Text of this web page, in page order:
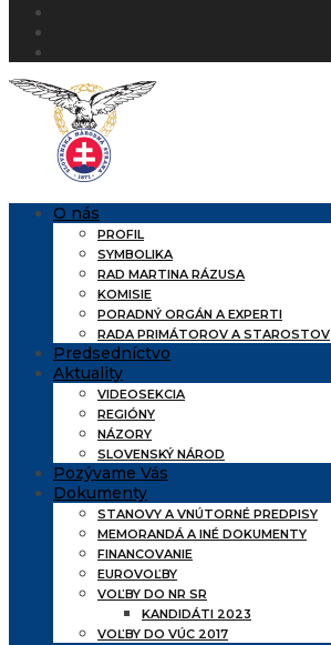
O nás
PROFIL
SYMBOLIKA
RAD MARTINA RÁZUSA
KOMISIE
PORADNÝ ORGÁN A EXPERTI
RADA PRIMÁTOROV A STAROSTOV
Predsedníctvo
Aktuality
VIDEOSEKCIA
REGIÓNY
NÁZORY
SLOVENSKÝ NÁROD
Pozývame Vás
Dokumenty
STANOVY A VNÚTORNÉ PREDPISY
MEMORANDÁ A INÉ DOKUMENTY
FINANCOVANIE
EUROVOĽBY
VOĽBY DO NR SR
KANDIDÁTI 2023
VOĽBY DO VÚC 2017